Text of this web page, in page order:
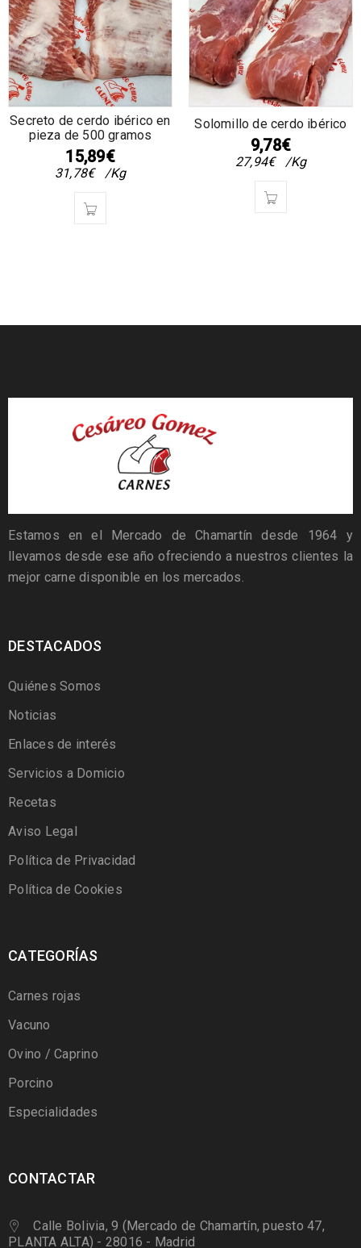
Secreto de cerdo ibérico en
pieza de 500 gramos
15,89€
31,78€ /Kg
Solomillo de cerdo ibérico
9,78€
27,94€ /Kg
Estamos en el Mercado de Chamartín desde 1964 y
llevamos desde ese año ofreciendo a nuestros clientes la
mejor carne disponible en los mercados.
DESTACADOS
Quiénes Somos
Noticias
Enlaces de interés
Servicios a Domicio
Recetas
Aviso Legal
Política de Privacidad
Política de Cookies
CATEGORÍAS
Carnes rojas
Vacuno
Ovino / Caprino
Porcino
Especialidades
CONTACTAR
Calle Bolivia, 9 (Mercado de Chamartín, puesto 47,
PLANTA ALTA) - 28016 - Madrid